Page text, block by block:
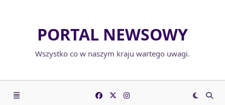
PORTAL NEWSOWY
Wszystko co w naszym kraju wartego uwagi.